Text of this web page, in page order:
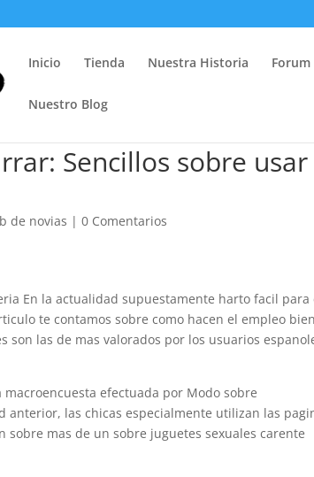
Inicio Tienda Nuestra Historia Forum
Nuestro Blog
Sencillos sobre usar
de novias |0 Comentarios
En la actualidad supuestamente harto facil para
te contamos sobre como hacen el empleo bien
las de mas valorados por los usuarios
efectuada por Modo sobre
anterior, las chicas especialmente utilizan las
mas de un sobre juguetes sexuales carente